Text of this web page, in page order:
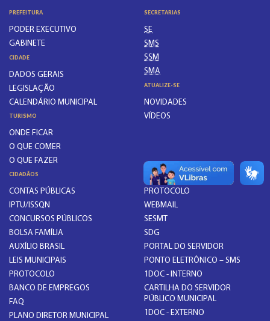
PREFEITURA
PODER EXECUTIVO
GABINETE
CIDADE
DADOS GERAIS
LEGISLAÇÃO
CALENDÁRIO MUNICIPAL
TURISMO
ONDE FICAR
O QUE COMER
O QUE FAZER
SECRETARIAS
SE
SMS
SSM
SMA
ATUALIZE-SE
NOVIDADES
VÍDEOS
CIDADÃOS
CONTAS PÚBLICAS
IPTU/ISSQN
CONCURSOS PÚBLICOS
BOLSA FAMÍLIA
AUXÍLIO BRASIL
LEIS MUNICIPAIS
PROTOCOLO
BANCO DE EMPREGOS
FAQ
PLANO DIRETOR MUNICIPAL
SERVIDORES
PROTOCOLO
WEBMAIL
SESMT
SDG
PORTAL DO SERVIDOR
PONTO ELETRÔNICO – SMS
1DOC - INTERNO
CARTILHA DO SERVIDOR
PÚBLICO MUNICIPAL
1DOC - EXTERNO